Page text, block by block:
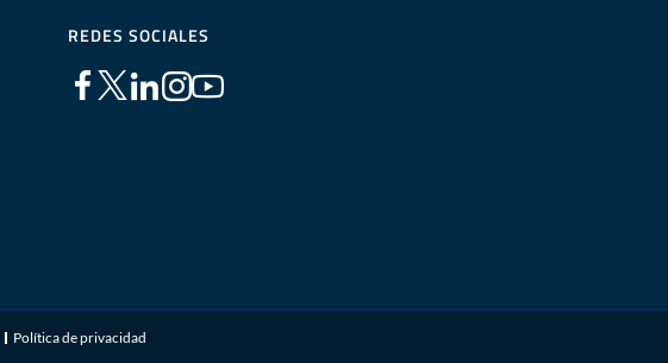
REDES SOCIALES
Política de privacidad